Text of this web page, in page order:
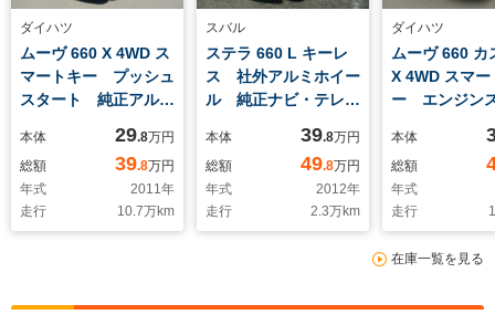
ダイハツ
ムーヴ 660 X 4WD ス
マートキー プッシュ
スタート 純正アルミ
ル 電格ミラー 寒冷
地仕様
本体 29.8万円
総額
39.8万円
年式
2011年
走行
10.7万km
スバル
ステラ 660 L キーレ
ス 社外アルミホイー
ル 純正ナビ・テレ
ンジンスターター 電
格ミラー
本体 39.8万円
総額
49.8万円
年式
2012年
走行
2.3万km
ダイハツ
ムーヴ 660 カ
X 4WD スマー
ー エンジン
ト 社外ナビ
ビ エコアイ
正アルミホイ
インカーミラ
本体
総額
年式
走行
在庫一覧を見る